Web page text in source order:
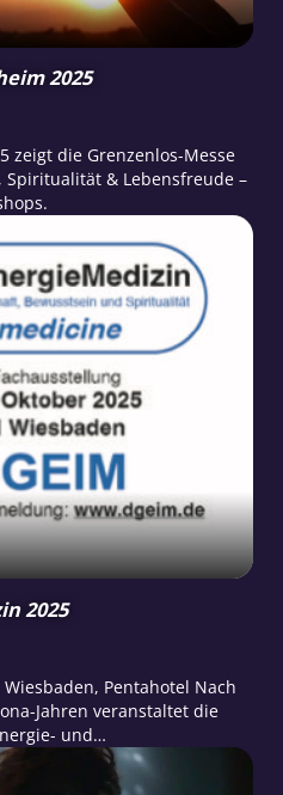
2025
zeigt die Grenzenlos-Messe
& Lebensfreude –
2025
Pentahotel Nach
Jahren veranstaltet die
und
wieder einen
eine Rarität in der Szene.